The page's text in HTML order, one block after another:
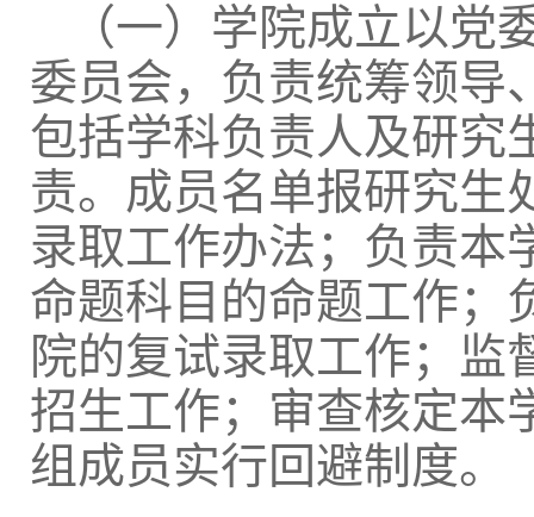
（一）学院成立以
委员会，负责统筹领导
包括学科负责人及研究
责。成员名单报研究生
录取工作办法；负责本
命题科目的命题工作；
院的复试录取工作；监
招生工作；审查核定本
组成员实行回避制度。